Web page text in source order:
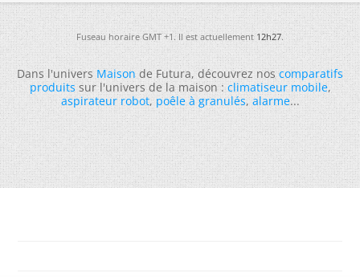
Fuseau horaire GMT +1. Il est actuellement12h27.
Dans l'universMaisonde Futura, découvrez noscomparatifs
produitssur l'univers de la maison :climatiseur mobile,
aspirateur robot,poêle à granulés,alarme...